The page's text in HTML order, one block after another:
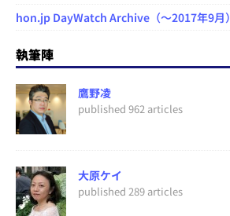
hon.jp DayWatch Archive（～2017年9月）
執筆陣
鷹野凌
published 962 articles
大原ケイ
published 289 articles